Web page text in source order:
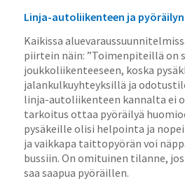
Linja-autoliikenteen ja
Kaikissa
piirtein näin: ”Toimenpiteillä on
joukkoliikenteeseen, koska
jalankulkuyhteyksillä ja
linja-autoliikenteen kannalta ei
tarkoitus ottaa pyöräilyä
pysäkeille olisi helpointa ja
ja vaikkapa taittopyörän voi
bussiin. On omituinen tilanne,
saa saapua pyöräillen.